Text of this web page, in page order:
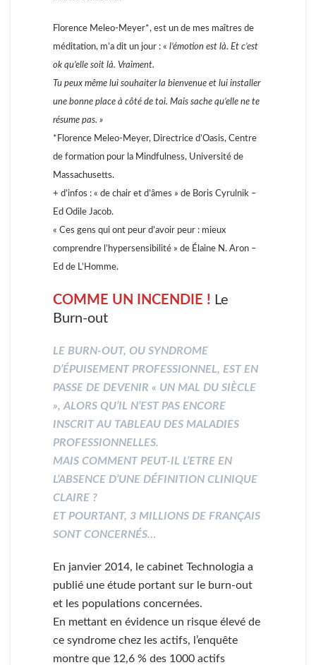
Florence Meleo-Meyer*, est un de mes maîtres de
méditation, m’a dit un jour : « l’émotion est là. Et c’est
ok qu’elle soit là. Vraiment.
Tu peux même lui souhaiter la bienvenue et lui installer
une bonne place à côté de toi. Mais sache qu’elle ne te
résume pas. »
*Florence Meleo-Meyer, Directrice d’Oasis, Centre
de formation pour la Mindfulness, Université de
Massachusetts.
+ d’infos : « de chair et d’âmes » de Boris Cyrulnik –
Ed Odile Jacob.
« Ces gens qui ont peur d’avoir peur : mieux
comprendre l’hypersensibilité » de Élaine N. Aron –
Ed de L’Homme.
COMME UN INCENDIE ! Le
Burn-out
LE BURN-OUT, OU SYNDROME
D’ÉPUISEMENT PROFESSIONNEL, EST EN
PASSE DE DEVENIR « UN MAL DU SIÈCLE
», ALORS QU’IL N’EST PAS ENCORE
INSCRIT AU TABLEAU DES MALADIES
PROFESSIONNELLES.
MAIS COMMENT PEUT-IL L’ETRE EN
L’ABSENCE D’UNE DÉFINITION CLINIQUE
CLAIRE ?
ET POURTANT, 3 MILLIONS DE FRANÇAIS
SONT CONCERNÉS…
En janvier 2014, le cabinet Technologia a
publié une étude portant sur le burn-out
et les populations concernées.
En mettant en évidence un risque élevé de
ce syndrome chez les actifs, l’enquête
montre que 12,6 % des 1000 actifs